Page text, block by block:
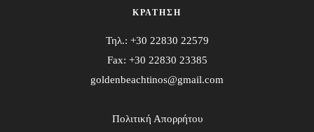
ΚΡΑΤΗΣΗ
Τηλ.: +30 22830 22579
Fax: +30 22830 23385
goldenbeachtinos@gmail.com
Πολιτική Απορρήτου